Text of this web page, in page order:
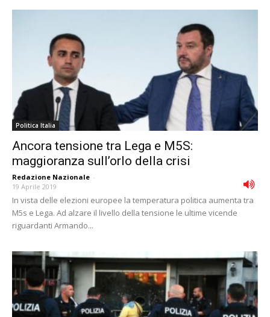
Politica Italia
Ancora tensione tra Lega e M5S:
maggioranza sull’orlo della crisi
Redazione Nazionale -
19 Aprile 2019
In vista delle elezioni europee la temperatura politica aumenta tra
M5s e Lega. Ad alzare il livello della tensione le ultime vicende
riguardanti Armando...